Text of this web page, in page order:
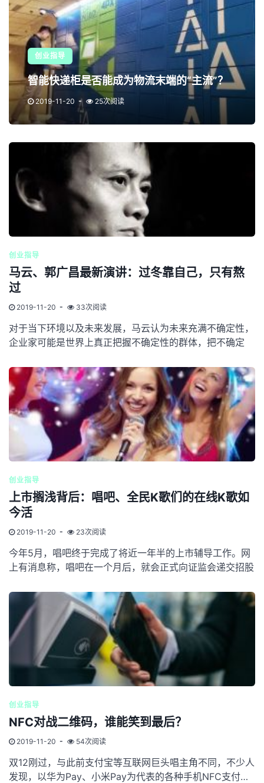
创业指导
智能快递柜是否能成为物流末端的“主流”？
2019-11-20 25次阅读
创业指导
马云、郭广昌最新演讲：过冬靠自己，只有熬
过
2019-11-20 33次阅读
对于当下环境以及未来发展，马云认为未来充满不确定性，
企业家可能是世界上真正把握不确定性的群体，把不确定
创业指导
上市搁浅背后：唱吧、全民K歌们的在线K歌如
今活
2019-11-20 23次阅读
今年5月，唱吧终于完成了将近一年半的上市辅导工作。网
上有消息称，唱吧在一个月后，就会正式向证监会递交招股
创业指导
NFC对战二维码，谁能笑到最后？
2019-11-20 54次阅读
双12刚过，与此前支付宝等互联网巨头唱主角不同，不少人
发现，以华为Pay、小米Pay为代表的各种手机NFC支付手